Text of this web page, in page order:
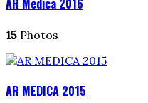
AR Medica 2016
15 Photos
AR MEDICA 2015